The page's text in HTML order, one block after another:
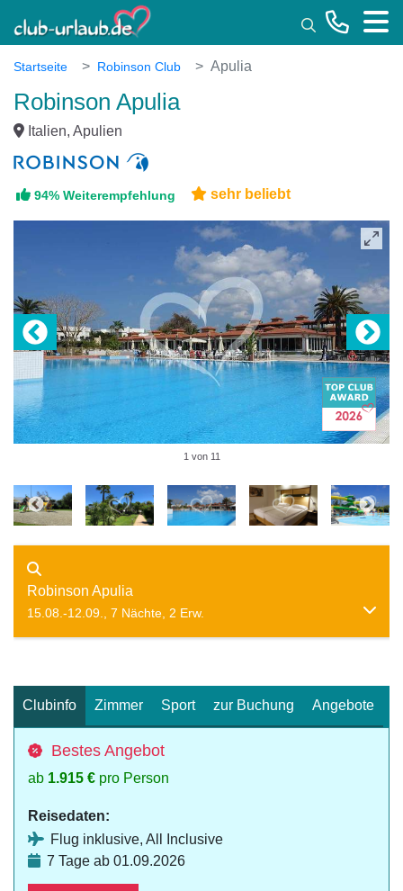
Startseite Robinson Club Apulia
Robinson Apulia
Italien, Apulien
94% Weiterempfehlung sehr beliebt
1 von 11
Robinson Apulia
15.08.-12.09., 7 Nächte, 2 Erw.
Clubinfo Zimmer Sport zur Buchung Angebote
Bestes Angebot
ab 1.915 € pro Person
Reisedaten:
Flug inklusive, All Inclusive
7 Tage ab 01.09.2026